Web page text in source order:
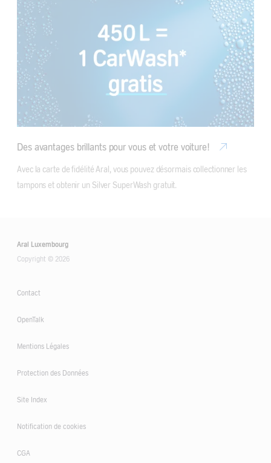
Des avantages brillants pour vous et votre voiture!
Avec la carte de fidélité Aral, vous pouvez désormais collectionner les
tampons et obtenir un Silver SuperWash gratuit.
Aral Luxembourg
Copyright © 2026
Contact
OpenTalk
Mentions Légales
Protection des Données
Site Index
Notification de cookies
CGA